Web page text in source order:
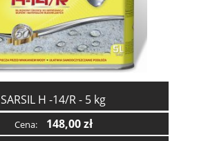
SARSIL H -14/R - 5 kg
Cena: 148,00 zł